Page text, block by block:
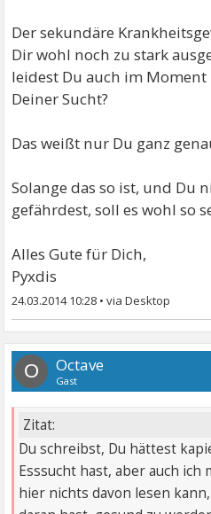
Der sekundäre
Dir wohl noch zu stark
leidest Du auch im
Deiner Sucht?
Das weißt nur Du ganz
Solange das so ist, und Du
gefährdest, soll es wohl so
Alles Gute für Dich,
Pyxdis
24.03.2014 10:28 •
O Octave
Gast
Zitat:
Du schreibst, Du hättest
Esssucht hast, aber auch ich
hier nichts davon lesen